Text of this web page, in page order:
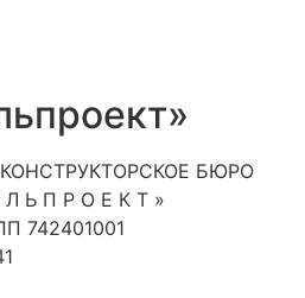
БЮРО
Ь П Р О Е К Т »
742401001